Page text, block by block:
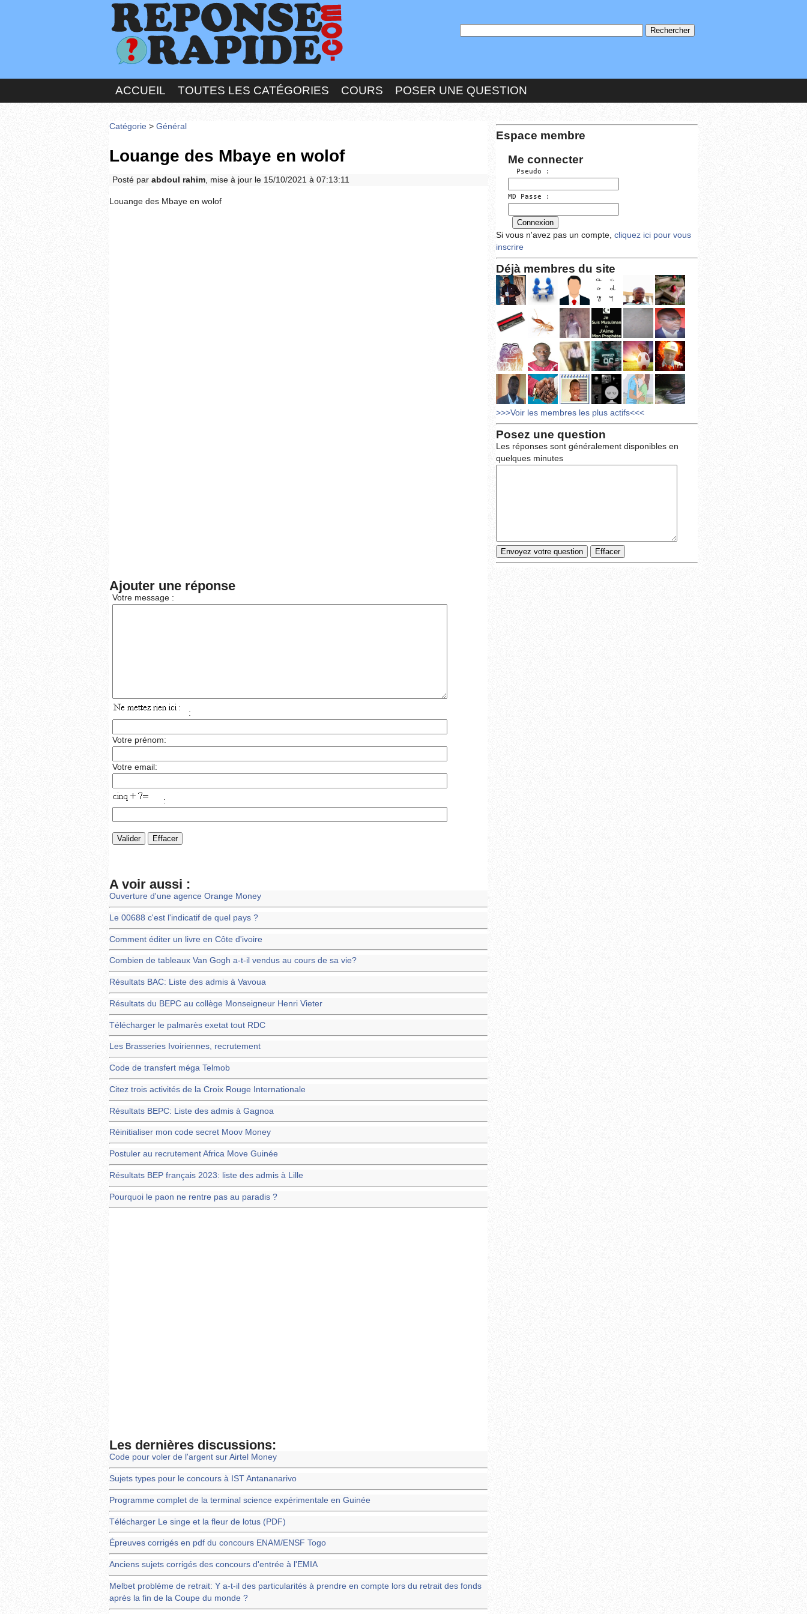
ACCUEIL TOUTES LES CATÉGORIES COURS POSER UNE QUESTION
Catégorie > Général
Louange des Mbaye en wolof
Posté par abdoul rahim , mise à jour le 15/10/2021 à 07:13:11
Louange des Mbaye en wolof
Ajouter une réponse
Votre message :
:
Votre prénom:
Votre email:
:
A voir aussi :
Ouverture d'une agence Orange Money
Le 00688 c'est l'indicatif de quel pays ?
Comment éditer un livre en Côte d'ivoire
Combien de tableaux Van Gogh a-t-il vendus au cours de sa vie?
Résultats BAC: Liste des admis à Vavoua
Résultats du BEPC au collège Monseigneur Henri Vieter
Télécharger le palmarès exetat tout RDC
Les Brasseries Ivoiriennes, recrutement
Code de transfert méga Telmob
Citez trois activités de la Croix Rouge Internationale
Résultats BEPC: Liste des admis à Gagnoa
Réinitialiser mon code secret Moov Money
Postuler au recrutement Africa Move Guinée
Résultats BEP français 2023: liste des admis à Lille
Pourquoi le paon ne rentre pas au paradis ?
Les dernières discussions:
Code pour voler de l'argent sur Airtel Money
Sujets types pour le concours à IST Antananarivo
Programme complet de la terminal science expérimentale en Guinée
Télécharger Le singe et la fleur de lotus (PDF)
Épreuves corrigés en pdf du concours ENAM/ENSF Togo
Anciens sujets corrigés des concours d'entrée à l'EMIA
Melbet problème de retrait: Y a-t-il des particularités à prendre en compte lors du retrait des fonds
après la fin de la Coupe du monde ?
Espace membre
Me connecter
  Pseudo :
MD Passe :
Si vous n'avez pas un compte, cliquez ici pour vous
inscrire
Déjà membres du site
>>>Voir les membres les plus actifs<<<
Posez une question
Les réponses sont généralement disponibles en
quelques minutes